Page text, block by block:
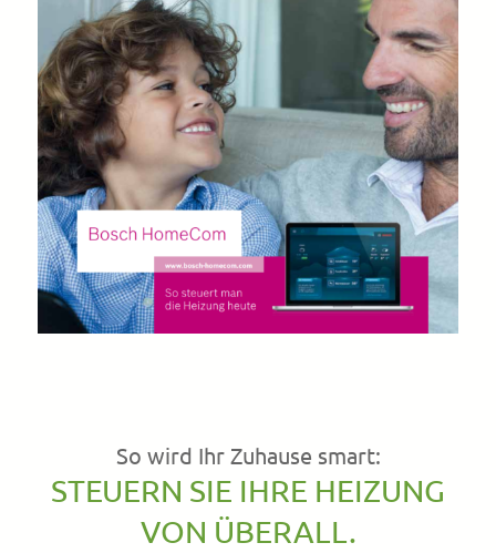
So wird Ihr Zuhause smart:
STEUERN SIE IHRE HEIZUNG
VON ÜBERALL.